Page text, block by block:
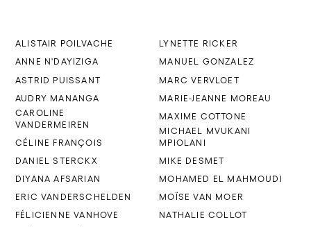
ALISTAIR POILVACHE
ANNE N'DAYIZIGA
ASTRID PUISSANT
AUDRY MANANGA
CAROLINE
VANDERMEIREN
CÉLINE FRANÇOIS
DANIEL STERCKX
DIYANA AFSARIAN
ERIC VANDERSCHELDEN
FÉLICIENNE VANHOVE
LYNETTE RICKER
MANUEL GONZALEZ
MARC VERVLOET
MARIE-JEANNE MOREAU
MAXIME COTTONE
MICHAEL MVUKANI
MPIOLANI
MIKE DESMET
MOHAMED EL MAHMOUDI
MOÏSE VAN MOER
NATHALIE COLLOT